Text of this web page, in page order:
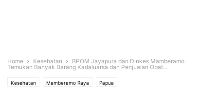
Home Kesehatan
BPOM Jayapura dan Dinkes Mamberamo
Temukan Banyak Barang Kadaluarsa dan Penjualan Obat...
Kesehatan Mamberamo Raya Papua